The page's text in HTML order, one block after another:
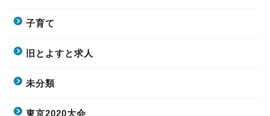
子育て
旧とよすと求人
未分類
東京2020大会